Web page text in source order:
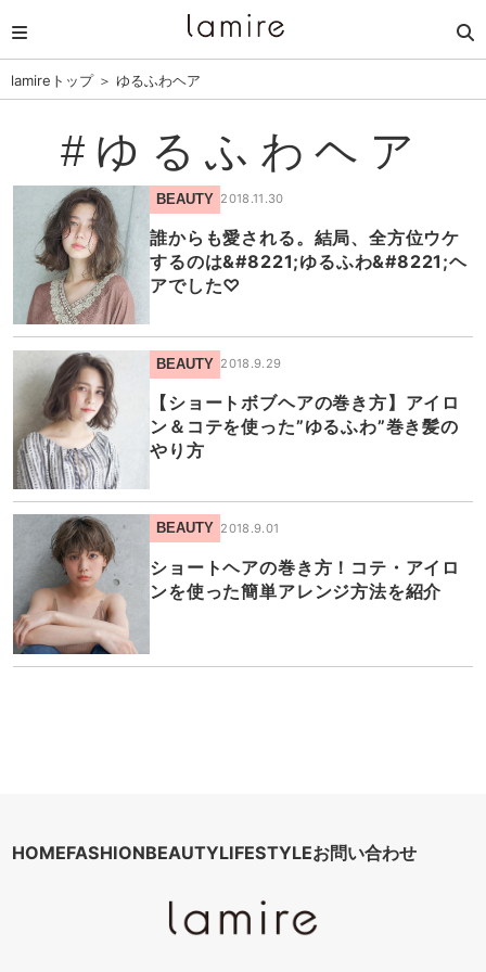
lamireトップ＞ ゆるふわヘア
#ゆるふわヘア
BEAUTY 2018.11.30
誰からも愛される。結局、全方位ウケ
するのは&#8221;ゆるふわ&#8221;ヘ
アでした♡
BEAUTY 2018.9.29
【ショートボブヘアの巻き方】アイロ
ン＆コテを使った”ゆるふわ”巻き髪の
やり方
BEAUTY 2018.9.01
ショートヘアの巻き方！コテ・アイロ
ンを使った簡単アレンジ方法を紹介
HOMEFASHIONBEAUTYLIFESTYLEお問い合わせ